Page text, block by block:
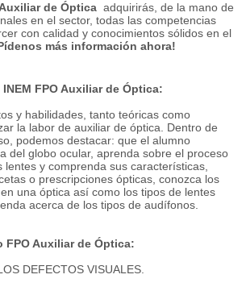
de Óptica adquirirás, de la mano de
en el sector, todas las competencias
con calidad y conocimientos sólidos en el
más información ahora!
FPO Auxiliar de Óptica:
y habilidades, tanto teóricas como
la labor de auxiliar de óptica. Dentro de
podemos destacar: que el alumno
del globo ocular, aprenda sobre el proceso
lentes y comprenda sus características,
o prescripciones ópticas, conozca los
una óptica así como los tipos de lentes
acerca de los tipos de audífonos.
FPO Auxiliar de Óptica:
DEFECTOS VISUALES.